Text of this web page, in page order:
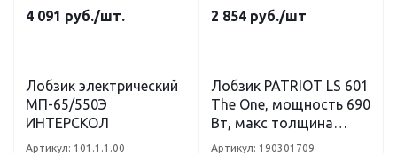
4 091 руб./шт.
Лобзик электрический
МП-65/550Э
ИНТЕРСКОЛ
Артикул: 101.1.1.00
2 854 руб./шт
Лобзик PATRIOT LS 601
The One, мощность 690
Вт, макс толщина
дерева 65мм, 4 поз.
Артикул: 190301709